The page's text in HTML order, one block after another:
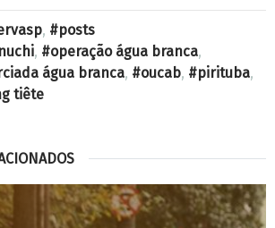
,
posts
, operação água branca,
água branca, oucab, pirituba,
tiête